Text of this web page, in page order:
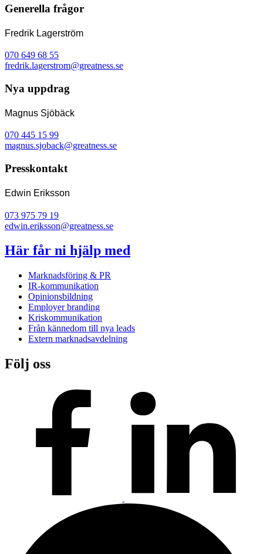
Generella frågor
Fredrik Lagerström
070 649 68 55
fredrik.lagerstrom@greatness.se
Nya uppdrag
Magnus Sjöbäck
070 445 15 99
magnus.sjoback@greatness.se
Presskontakt
Edwin Eriksson
073 975 79 19
edwin.eriksson@greatness.se
Här får ni hjälp med
Marknadsföring & PR
IR-kommunikation
Opinionsbildning
Employer branding
Kriskommunikation
Från kännedom till nya leads
Extern marknadsavdelning
Följ oss